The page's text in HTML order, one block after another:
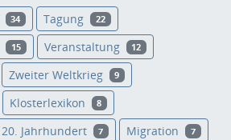
34 Tagung 22
15 Veranstaltung 12
Zweiter Weltkrieg 9
Klosterlexikon 8
20. Jahrhundert 7 Migration 7